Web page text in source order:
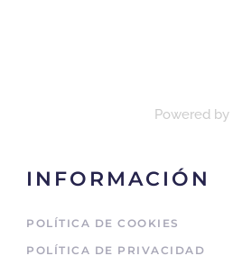
Powered by
INFORMACIÓN
POLÍTICA DE COOKIES
POLÍTICA DE PRIVACIDAD